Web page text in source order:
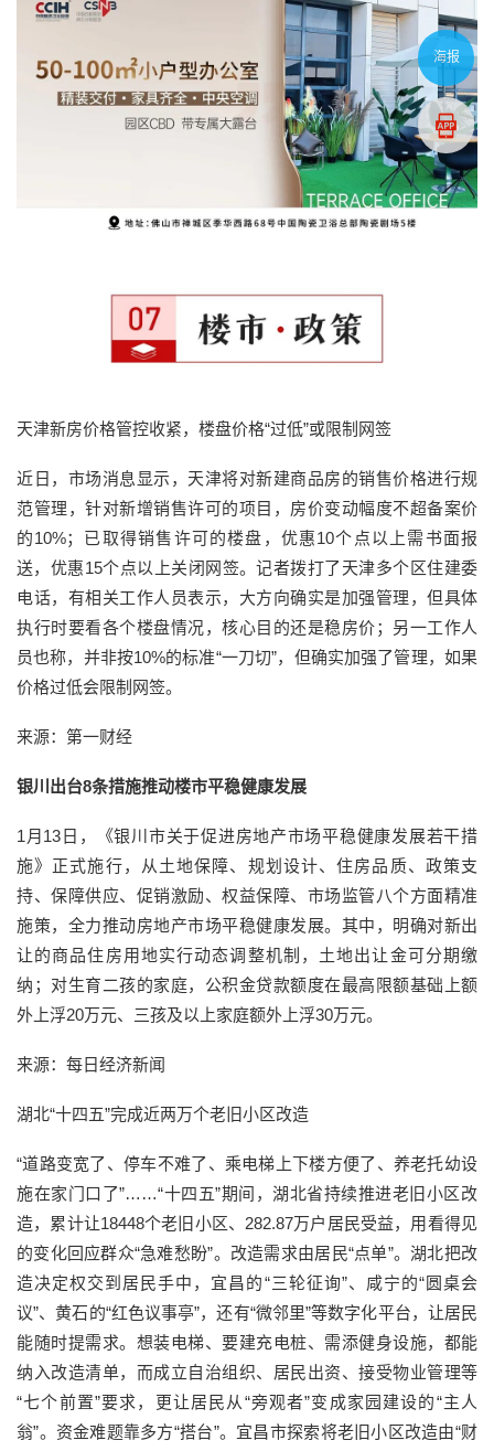
天津新房价格管控收紧，楼盘价格“过低”或限制网签
近日，市场消息显示，天津将对新建商品房的销售价格进行规
范管理，针对新增销售许可的项目，房价变动幅度不超备案价
的10%；已取得销售许可的楼盘，优惠10个点以上需书面报
送，优惠15个点以上关闭网签。记者拨打了天津多个区住建委
电话，有相关工作人员表示，大方向确实是加强管理，但具体
执行时要看各个楼盘情况，核心目的还是稳房价；另一工作人
员也称，并非按10%的标准“一刀切”，但确实加强了管理，如果
价格过低会限制网签。
来源：第一财经
银川出台8条措施推动楼市平稳健康发展
1月13日，《银川市关于促进房地产市场平稳健康发展若干措
施》正式施行，从土地保障、规划设计、住房品质、政策支
持、保障供应、促销激励、权益保障、市场监管八个方面精准
施策，全力推动房地产市场平稳健康发展。其中，明确对新出
让的商品住房用地实行动态调整机制，土地出让金可分期缴
纳；对生育二孩的家庭，公积金贷款额度在最高限额基础上额
外上浮20万元、三孩及以上家庭额外上浮30万元。
来源：每日经济新闻
湖北“十四五”完成近两万个老旧小区改造
“道路变宽了、停车不难了、乘电梯上下楼方便了、养老托幼设
施在家门口了”……“十四五”期间，湖北省持续推进老旧小区改
造，累计让18448个老旧小区、282.87万户居民受益，用看得见
的变化回应群众“急难愁盼”。改造需求由居民“点单”。湖北把改
造决定权交到居民手中，宜昌的“三轮征询”、咸宁的“圆桌会
议”、黄石的“红色议事亭”，还有“微邻里”等数字化平台，让居民
能随时提需求。想装电梯、要建充电桩、需添健身设施，都能
纳入改造清单，而成立自治组织、居民出资、接受物业管理等
“七个前置”要求，更让居民从“旁观者”变成家园建设的“主人
翁”。资金难题靠多方“搭台”。宜昌市探索将老旧小区改造由“财
海报